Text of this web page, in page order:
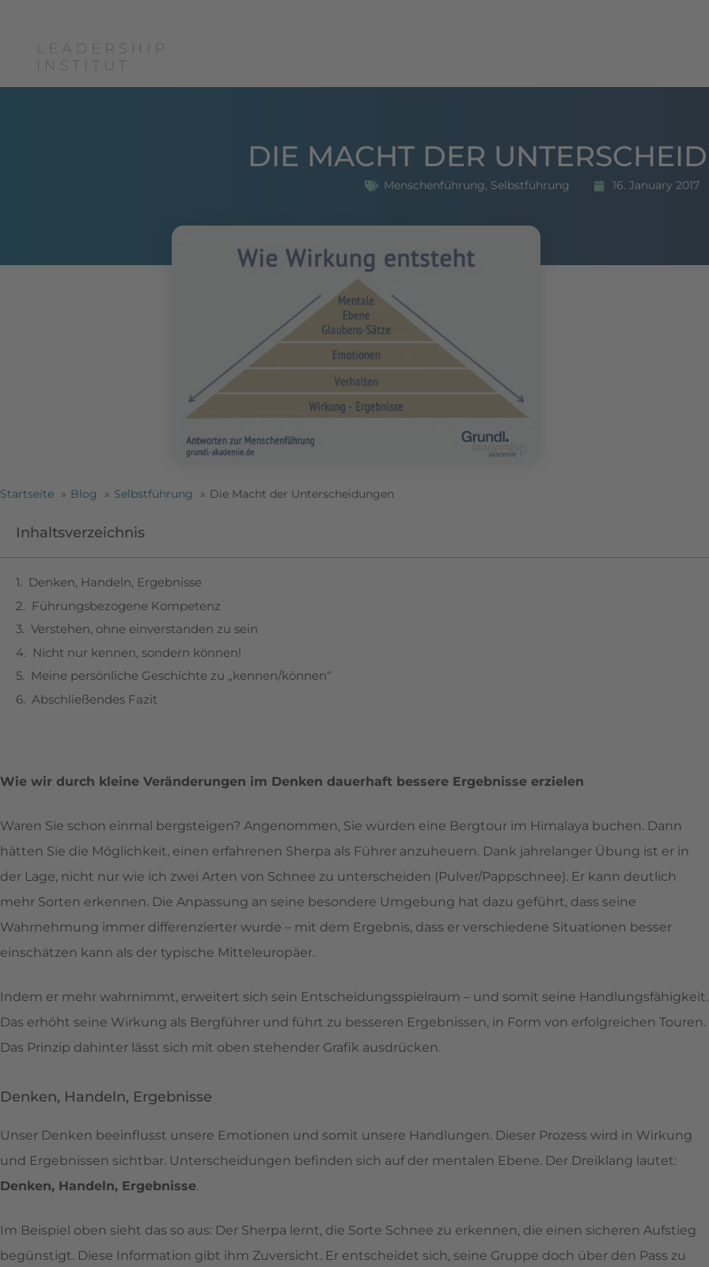
DIE MACHT DER
Menschenführung, Selbstführung 16. January 2017
Startseite Blog Selbstführung Die Macht der Unterscheidungen
Inhaltsverzeichnis
Denken, Handeln, Ergebnisse
Führungsbezogene Kompetenz
Verstehen, ohne einverstanden zu sein
Nicht nur kennen, sondern können!
Meine persönliche Geschichte zu „kennen/können“
Abschließendes Fazit
Wie wir durch kleine Veränderungen im Denken dauerhaft bessere Ergebnisse erzielen
Waren Sie schon einmal bergsteigen? Angenommen, Sie würden eine Bergtour im Himalaya buchen. Dann
hätten Sie die Möglichkeit, einen erfahrenen Sherpa als Führer anzuheuern. Dank jahrelanger Übung ist er in
der Lage, nicht nur wie ich zwei Arten von Schnee zu unterscheiden (Pulver/Pappschnee). Er kann deutlich
mehr Sorten erkennen. Die Anpassung an seine besondere Umgebung hat dazu geführt, dass seine
Wahrnehmung immer differenzierter wurde – mit dem Ergebnis, dass er verschiedene Situationen besser
einschätzen kann als der typische Mitteleuropäer.
Indem er mehr wahrnimmt, erweitert sich sein Entscheidungsspielraum – und somit seine Handlungsfähigkeit.
Das erhöht seine Wirkung als Bergführer und führt zu besseren Ergebnissen, in Form von erfolgreichen Touren.
Das Prinzip dahinter lässt sich mit oben stehender Grafik ausdrücken.
Denken, Handeln, Ergebnisse
Unser Denken beeinflusst unsere Emotionen und somit unsere Handlungen. Dieser Prozess wird in Wirkung
und Ergebnissen sichtbar. Unterscheidungen befinden sich auf der mentalen Ebene. Der Dreiklang lautet:
Denken, Handeln, Ergebnisse.
Im Beispiel oben sieht das so aus: Der Sherpa lernt, die Sorte Schnee zu erkennen, die einen sicheren Aufstieg
begünstigt. Diese Information gibt ihm Zuversicht. Er entscheidet sich, seine Gruppe doch über den Pass zu